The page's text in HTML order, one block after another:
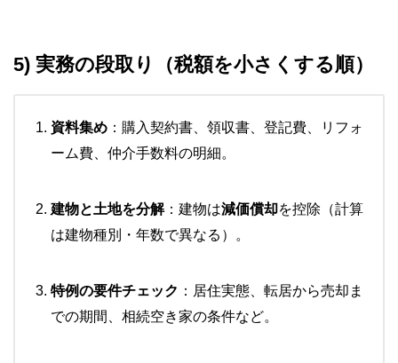
5) 実務の段取り（税額を小さくする順）
資料集め ：購入契約書、領収書、登記費、リフォ
ーム費、仲介手数料の明細。
建物と土地を分解：建物は減価償却を控除（計算
は建物種別・年数で異なる）。
特例の要件チェック ：居住実態、転居から売却ま
での期間、相続空き家の条件など。